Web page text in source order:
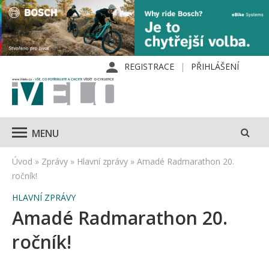
REGISTRACE PŘIHLÁŠENÍ
MENU
Úvod » Zprávy » Hlavní zprávy » Amadé Radmarathon 20.
ročník!
HLAVNÍ ZPRÁVY
Amadé Radmarathon 20.
ročník!